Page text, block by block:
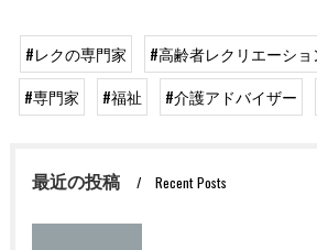
#レクの専門家 #高齢者レクリエーショ
#専門家
#福祉 #介護アドバイザー
最近の投稿 Recent Posts